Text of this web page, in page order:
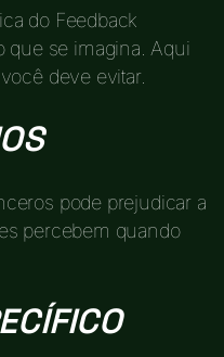
do Feedback
que se imagina. Aqui
deve evitar.
pode prejudicar a
percebem quando